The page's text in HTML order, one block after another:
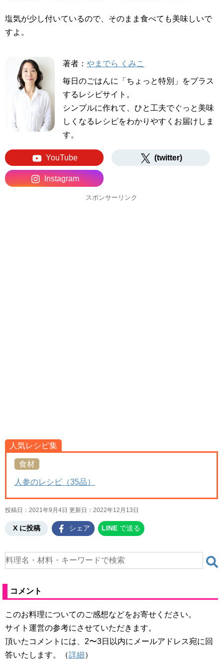
塩気が少し付いているので、そのまま食べても美味しいで
すよ。
著者： やまでら くみこ
毎日のごはんに「ちょっと特別」をプラス
するレシピサイト。
シンプルに作れて、ひと工夫でぐっと美味
しくなるレシピをわかりやすくお届けしま
す。
YouTube (twitter)
Instagram
スポンサーリンク
人気レシピ集
食材
人参のレシピ（35品）
投稿日：2021年9月4日 更新日： 2022年12月13日
X に投稿 シェア LINE で送る
コメント
このお料理についてのご感想などをお寄せください。
サイト運営の参考にさせていただきます。
頂いたコメントには、2〜3日以内にメールアドレス宛に回
答いたします。（詳細）